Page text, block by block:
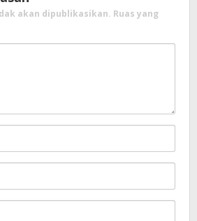
akan dipublikasikan. Ruas yang